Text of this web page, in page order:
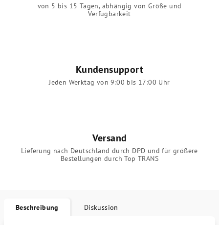
von 5 bis 15 Tagen, abhängig von Größe und
Verfügbarkeit
Kundensupport
Jeden Werktag von 9:00 bis 17:00 Uhr
Versand
Lieferung nach Deutschland durch DPD und für größere
Bestellungen durch Top TRANS
Beschreibung Diskussion